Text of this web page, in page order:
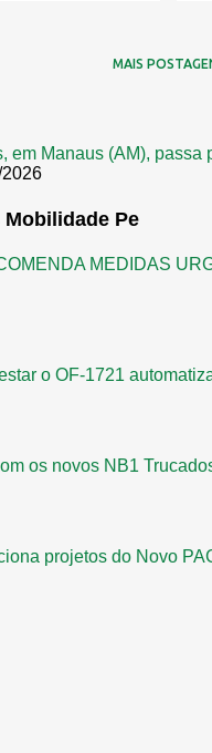
MAIS
em Manaus (AM),
Pe
MEDIDAS
o OF-1721
os novos NB1
projetos do Novo